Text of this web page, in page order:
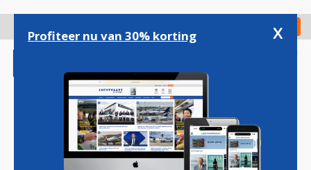
gaan
Check in
Magazine Podcasts Vacatures
Profiteer nu van 30% korting x